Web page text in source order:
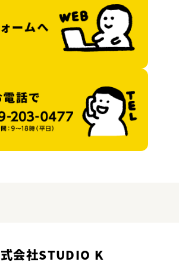
会社STUDIO K